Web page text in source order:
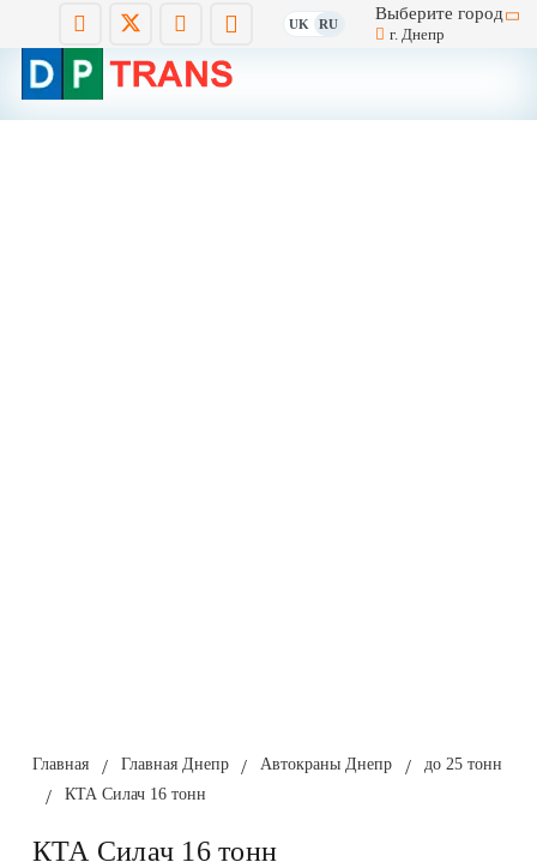
UK RU
Выберите город
г. Днепр
Главная / Главная Днепр / Автокраны Днепр / до 25 тонн
/ КТА Силач 16 тонн
КТА Силач 16 тонн